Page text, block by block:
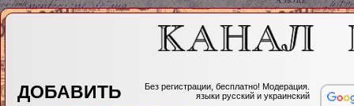
ДОБАВИТЬ
Без регистрации, бесплатно! Модерация.
языки русский и украинский